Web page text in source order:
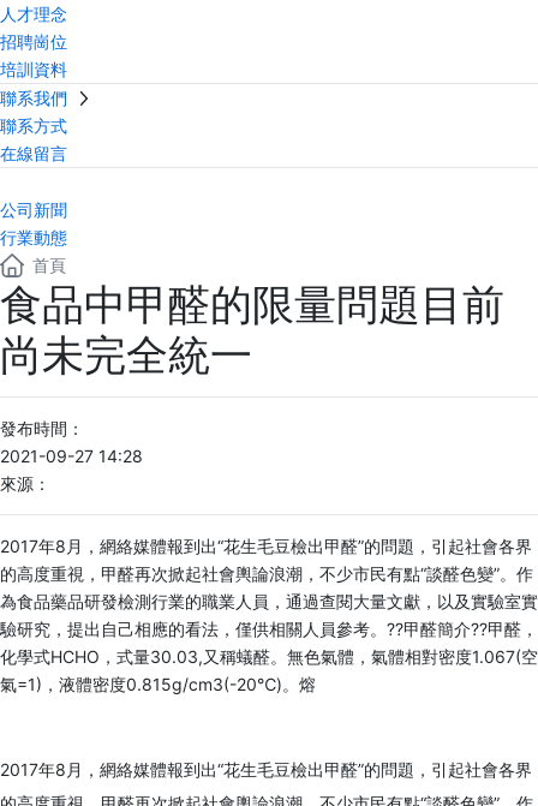
人才理念
招聘崗位
培訓資料
聯系我們
聯系方式
在線留言
公司新聞
行業動態
首頁
食品中甲醛的限量問題目前
尚未完全統一
發布時間：
2021-09-27 14:28
來源：
2017年8月，網絡媒體報到出“花生毛豆檢出甲醛”的問題，引起社會各界
的高度重視，甲醛再次掀起社會輿論浪潮，不少市民有點“談醛色變”。作
為食品藥品研發檢測行業的職業人員，通過查閱大量文獻，以及實驗室實
驗研究，提出自己相應的看法，僅供相關人員參考。??甲醛簡介??甲醛，
化學式HCHO，式量30.03,又稱蟻醛。無色氣體，氣體相對密度1.067(空
氣=1)，液體密度0.815g/cm3(-20℃)。熔
2017年8月，網絡媒體報到出“花生毛豆檢出甲醛”的問題，引起社會各界